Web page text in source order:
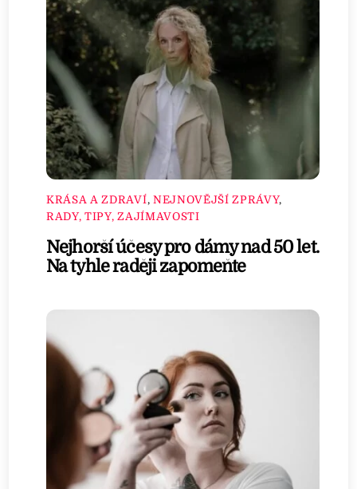
KRÁSA A ZDRAVÍ, NEJNOVĚJŠÍ ZPRÁVY,
RADY, TIPY, ZAJÍMAVOSTI
Nejhorší účesy pro dámy nad 50 let.
Na tyhle raději zapomeňte